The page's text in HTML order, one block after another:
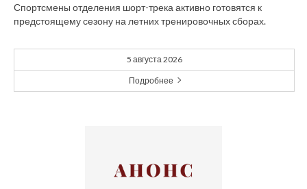
Спортсмены отделения шорт-трека активно готовятся к
предстоящему сезону на летних тренировочных сборах.
5 августа 2026
Подробнее